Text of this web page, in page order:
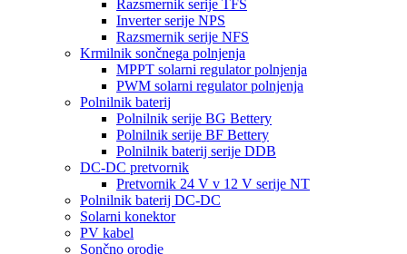
Razsmernik serije TFS
Inverter serije NPS
Razsmernik serije NFS
Krmilnik sončnega polnjenja
MPPT solarni regulator polnjenja
PWM solarni regulator polnjenja
Polnilnik baterij
Polnilnik serije BG Bettery
Polnilnik serije BF Bettery
Polnilnik baterij serije DDB
DC-DC pretvornik
Pretvornik 24 V v 12 V serije NT
Polnilnik baterij DC-DC
Solarni konektor
PV kabel
Sončno orodje